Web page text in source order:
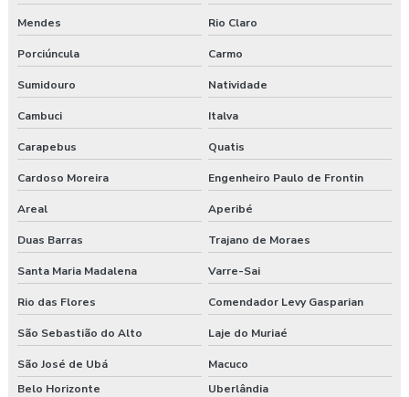
Empresa que faz exame admissional
Empresa que faz pgr
Empresa de saúde e segurança do trabalho
Empresa de segurança do trabalho
Empresa de treinamento segurança do trabalho
Empresas de segurança e saúde do trabalho
Esocial segurança do trabalho empresas
Exame admissional guarapuava
Exame admissional em pinhão
Mendes Rio Claro
Porciúncula Carmo
Sumidouro Natividade
Cambuci Italva
Carapebus Quatis
Cardoso Moreira Engenheiro Paulo de Frontin
Areal Aperibé
Duas Barras Trajano de Moraes
Santa Maria Madalena Varre-Sai
Rio das Flores Comendador Levy Gasparian
São Sebastião do Alto Laje do Muriaé
São José de Ubá
Macuco
Belo Horizonte
Uberlândia